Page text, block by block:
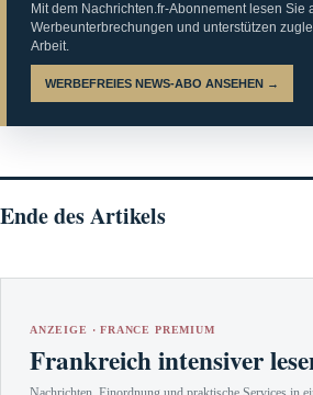
Mit dem Nachrichten.fr-Abonnement lesen Sie
Werbeunterbrechungen und unterstützen
Arbeit.
WERBEFREIES NEWS-ABO ANSEHEN →
Ende des Artikels
ANZEIGE · FRANCE PREMIUM
Frankreich intensiver